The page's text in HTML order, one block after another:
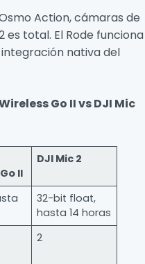
Action, cámaras de
es total. El Rode funciona
nativa del
Go II vs DJI Mic
II
DJI Mic 2
32-bit float,
hasta 14 horas
2